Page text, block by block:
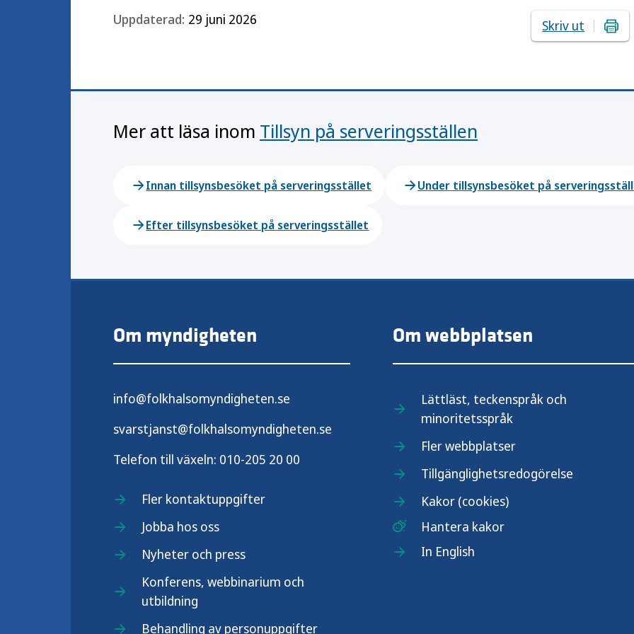
Uppdaterad: 29 juni 2026 Skriv ut
Mer att läsa inom Tillsyn på serveringsställen
Innan tillsynsbesöket på serveringsstället Under tillsynsbesöket på
Efter tillsynsbesöket på serveringsstället
Om myndigheten
info@folkhalsomyndigheten.se
svarstjanst@folkhalsomyndigheten.se
Telefon till växeln: 010-205 20 00
Fler kontaktuppgifter
Jobba hos oss
Nyheter och press
Konferens, webbinarium och
utbildning
Behandling av personuppgifter
Om webbplatsen
Lättläst, teckenspråk och
minoritetsspråk
Fler webbplatser
Tillgänglighetsredogörelse
Kakor (cookies)
Hantera kakor
In English